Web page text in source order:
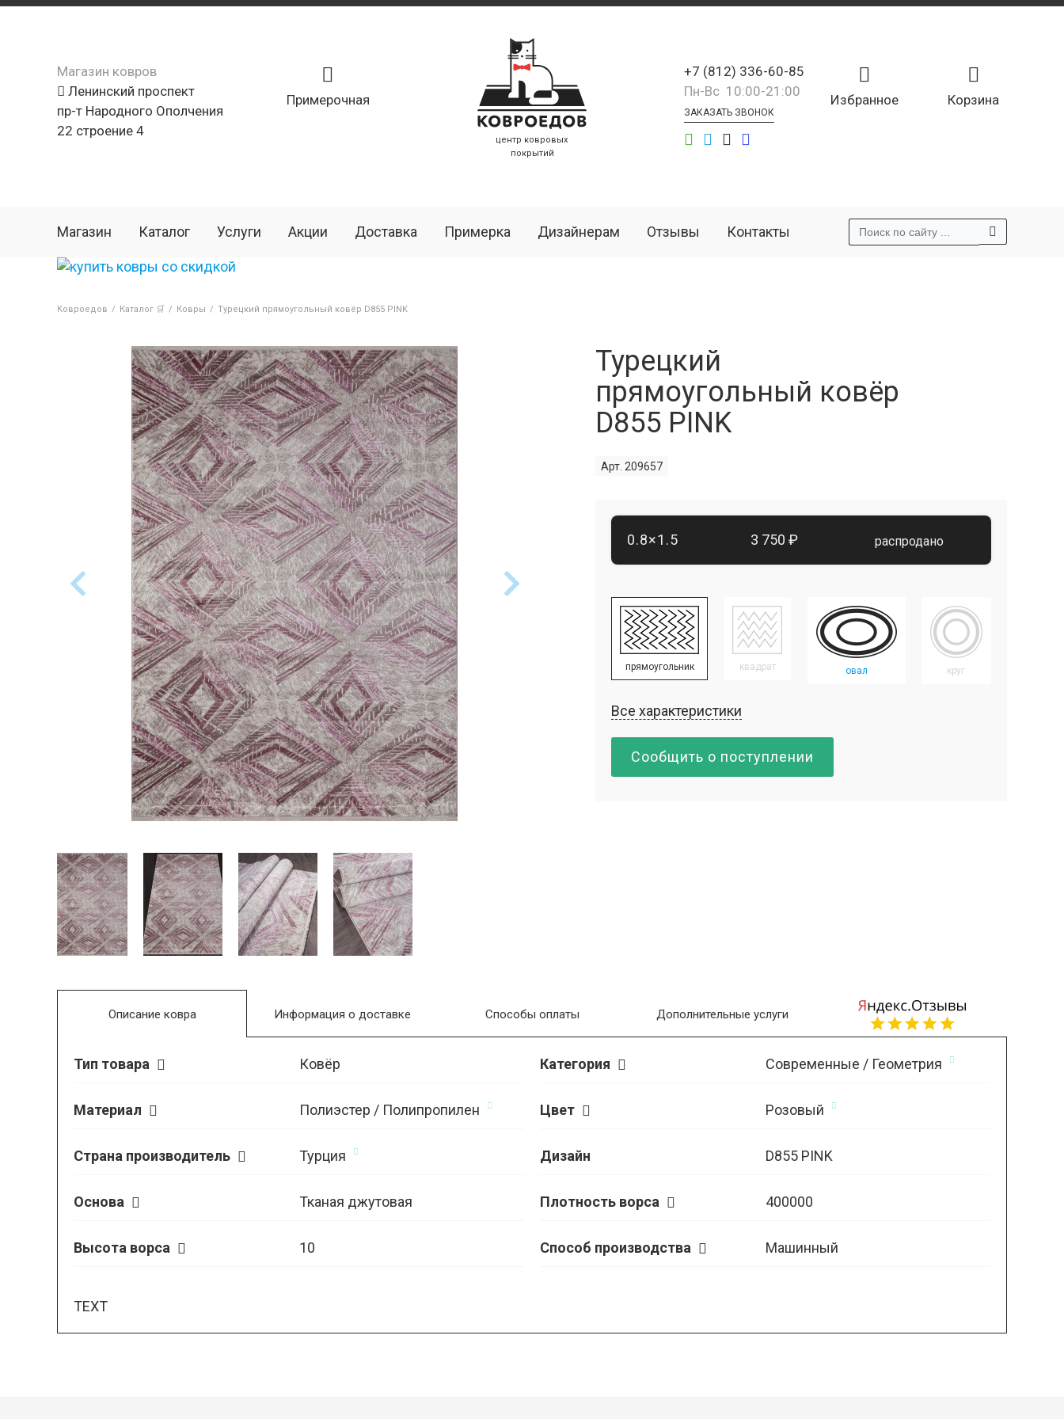
Магазин ковров
Ленинский проспект
пр-т Народного Ополчения
22 строение 4
Примерочная
центр ковровых
покрытий
Корзина
Избранное
+7 (812) 336-60-85
Пн-Вс 10:00-21:00
ЗАКАЗАТЬ ЗВОНОК
Магазин Каталог Услуги Акции Доставка Примерка Дизайнерам Отзывы Контакты
Ковроедов / Каталог 🛒 / Ковры / Турецкий прямоугольный ковёр D855 PINK
Турецкий
прямоугольный ковёр
D855 PINK
Арт. 209657
0.8×1.5 3 750 ₽ распродано
прямоугольник квадрат овал круг
Все характеристики
Сообщить о поступлении
Описание ковра
Тип товара Ковёр Категория Современные / Геометрия
Материал Полиэстер / Полипропилен Цвет Розовый
Страна производитель Турция Дизайн D855 PINK
Основа Тканая джутовая Плотность ворса 400000
Высота ворса 10 Способ производства Машинный
TEXT
Информация о доставке Способы оплаты Дополнительные услуги